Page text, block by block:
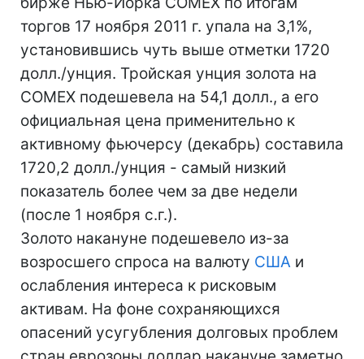
торгов 17 ноября 2011 г. упала на 3,1%,
установившись чуть выше отметки 1720
долл./унция. Тройская унция золота на
COMEX подешевела на 54,1 долл., а его
официальная цена применительно к
активному фьючерсу (декабрь) составила
1720,2 долл./унция - самый низкий
показатель более чем за две недели
(после 1 ноября с.г.).
Золото накануне подешевело из-за
возросшего спроса на валюту США и
ослабления интереса к рисковым
активам. На фоне сохраняющихся
опасений усугубления долговых проблем